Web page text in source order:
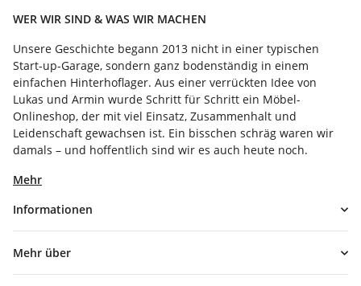
WER WIR SIND & WAS WIR MACHEN
Unsere Geschichte begann 2013 nicht in einer typischen
Start-up-Garage, sondern ganz bodenständig in einem
einfachen Hinterhoflager. Aus einer verrückten Idee von
Lukas und Armin wurde Schritt für Schritt ein Möbel-
Onlineshop, der mit viel Einsatz, Zusammenhalt und
Leidenschaft gewachsen ist. Ein bisschen schräg waren wir
damals – und hoffentlich sind wir es auch heute noch.
Mehr
Informationen
Mehr über